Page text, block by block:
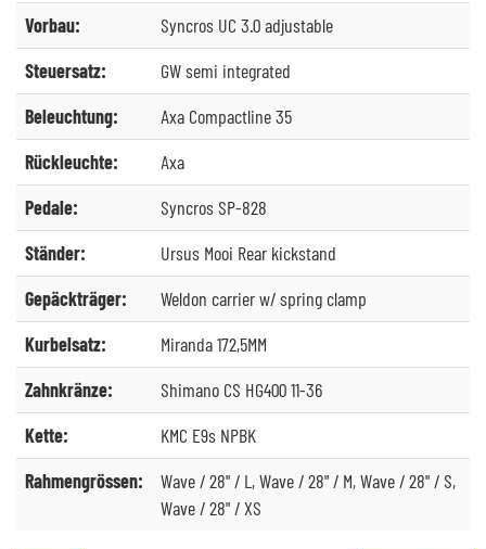
Vorbau:
Syncros UC 3.0 adjustable
Steuersatz:
GW semi integrated
Beleuchtung:
Axa Compactline 35
Rückleuchte:
Axa
Pedale:
Syncros SP-828
Ständer:
Ursus Mooi Rear kickstand
Gepäckträger:
Weldon carrier w/ spring clamp
Kurbelsatz:
Miranda 172,5MM
Zahnkränze:
Shimano CS HG400 11-36
Kette:
KMC E9s NPBK
Rahmengrössen:
Wave / 28" / L, Wave / 28" / M, Wave / 28" / S,
Wave / 28" / XS